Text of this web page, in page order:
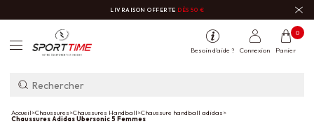
LIVRAISON OFFERTE DÈS 50 €
Besoin d'aide ? Connexion Panier
0
Accueil>Chaussures>Chaussures Handball>Chaussure handball adidas>
Chaussures Adidas Ubersonic 5 Femmes